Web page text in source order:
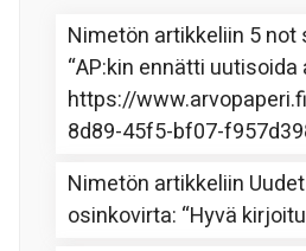
Nimetön artikkeliin 5 not
“AP:kin ennätti
https://
8d89-45f5-bf07-
Nimetön artikkeliin
osinkovirta: “Hyvä